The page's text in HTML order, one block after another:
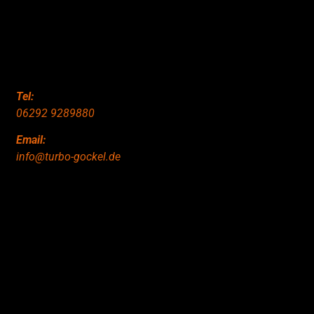
Tel:
06292 9289880
Email:
info@turbo-gockel.de